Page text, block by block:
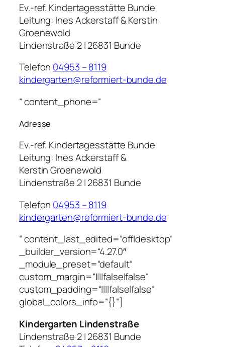
Ev.-ref. Kindertagesstätte Bunde
Leitung: Ines Ackerstaff & Kerstin
Groenewold
Lindenstraße 2 | 26831 Bunde
Telefon 04953 – 8119
kindergarten@reformiert-bunde.de
“ content_phone=“
Adresse
Ev.-ref. Kindertagesstätte Bunde
Leitung: Ines Ackerstaff &
Kerstin Groenewold
Lindenstraße 2 | 26831 Bunde
Telefon 04953 – 8119
kindergarten@reformiert-bunde.de
“ content_last_edited=“off|desktop“
_builder_version=“4.27.0″
_module_preset=“default“
custom_margin=“||||false|false“
custom_padding=“||||false|false“
global_colors_info=“{}“]
Kindergarten Lindenstraße
Lindenstraße 2 | 26831 Bunde